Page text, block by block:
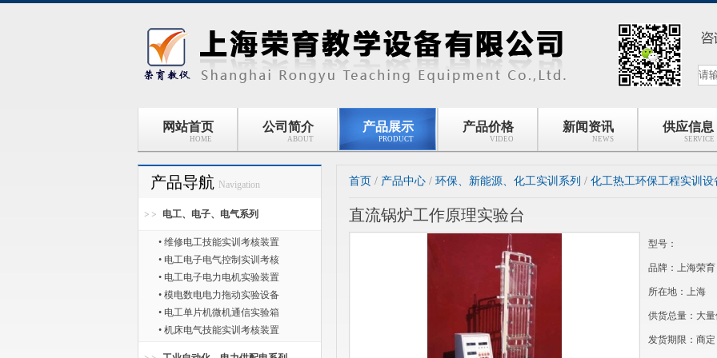
网站首页
HOME
公司简介
ABOUT
产品展示
PRODUCT
产品价格
VIDEO
新闻资讯
NEWS
供应信息
SERVICE
产品导航 Navigation
电工、电子、电气系列
• 维修电工技能实训考核装置
• 电工电子电气控制实训考核
• 电工电子电力电机实验装置
• 模电数电电力拖动实验设备
• 电工单片机微机通信实验箱
• 机床电气技能实训考核装置
首页 / 产品中心 / 环保、新能源、化工实训系列 / 化工热工环保工程实训设
直流锅炉工作原理实验台
型号：
品牌：上海荣育
所在地：上海
供货总量：大
发货期限：商定